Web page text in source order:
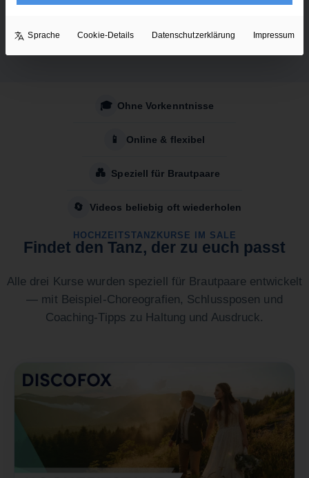
🎓 Ohne Vorkenntnisse
📱 Online & flexibel
💑 Speziell für Brautpaare
🔄 Videos beliebig oft wiederholen
HOCHZEITSTANZKURSE IM SALE
Findet den Tanz, der zu euch passt
Alle drei Kurse wurden speziell für Brautpaare entwickelt
— mit Beispiel-Choreografien, Schlussposen und
Coaching-Tipps zu Haltung und Ausdruck.
Sprache Cookie-Details Datenschutzerklärung Impressum